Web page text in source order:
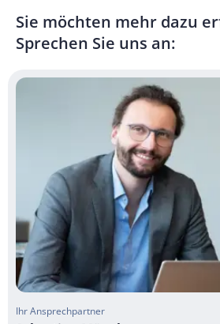
Sie möchten mehr dazu
Sprechen Sie uns an:
Ihr Ansprechpartner